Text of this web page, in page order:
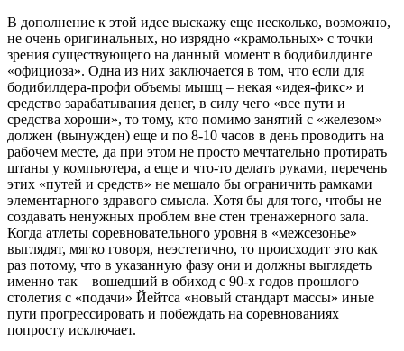
В дополнение к этой идее выскажу еще несколько, возможно,
не очень оригинальных, но изрядно «крамольных» с точки
зрения существующего на данный момент в бодибилдинге
«официоза». Одна из них заключается в том, что если для
бодибилдера-профи объемы мышц – некая «идея-фикс» и
средство зарабатывания денег, в силу чего «все пути и
средства хороши», то тому, кто помимо занятий с «железом»
должен (вынужден) еще и по 8-10 часов в день проводить на
рабочем месте, да при этом не просто мечтательно протирать
штаны у компьютера, а еще и что-то делать руками, перечень
этих «путей и средств» не мешало бы ограничить рамками
элементарного здравого смысла. Хотя бы для того, чтобы не
создавать ненужных проблем вне стен тренажерного зала.
Когда атлеты соревновательного уровня в «межсезонье»
выглядят, мягко говоря, неэстетично, то происходит это как
раз потому, что в указанную фазу они и должны выглядеть
именно так – вошедший в обиход с 90-х годов прошлого
столетия с «подачи» Йейтса «новый стандарт массы» иные
пути прогрессировать и побеждать на соревнованиях
попросту исключает.